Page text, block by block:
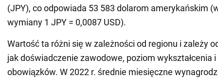
(JPY), co odpowiada 53 583 dolarom amerykańskim
wymiany 1 JPY = 0,0087 USD).
Wartość ta różni się w zależności od regionu i zależy
jak doświadczenie zawodowe, poziom wykształcenia
obowiązków. W 2022 r. średnie miesięczne